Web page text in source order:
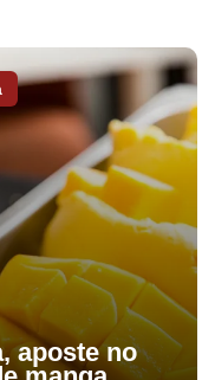
do Norte.
fez ontem a entrega de
Social
para transporte de
também com a
Zin Canassa, da vice-
servidores da Assistência
aposte no